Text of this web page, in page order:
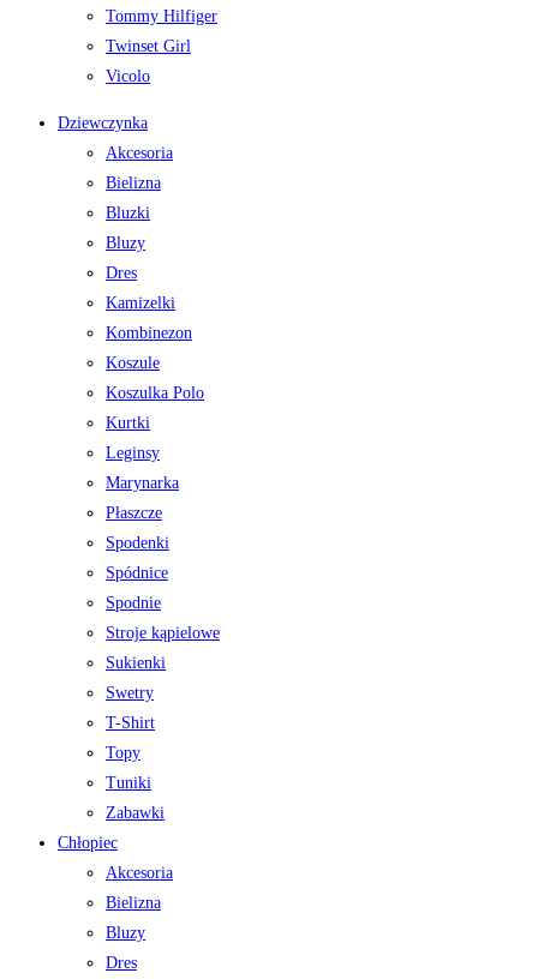
Tommy Hilfiger
Twinset Girl
Vicolo
Dziewczynka
Akcesoria
Bielizna
Bluzki
Bluzy
Dres
Kamizelki
Kombinezon
Koszule
Koszulka Polo
Kurtki
Leginsy
Marynarka
Płaszcze
Spodenki
Spódnice
Spodnie
Stroje kąpielowe
Sukienki
Swetry
T-Shirt
Topy
Tuniki
Zabawki
Chłopiec
Akcesoria
Bielizna
Bluzy
Dres